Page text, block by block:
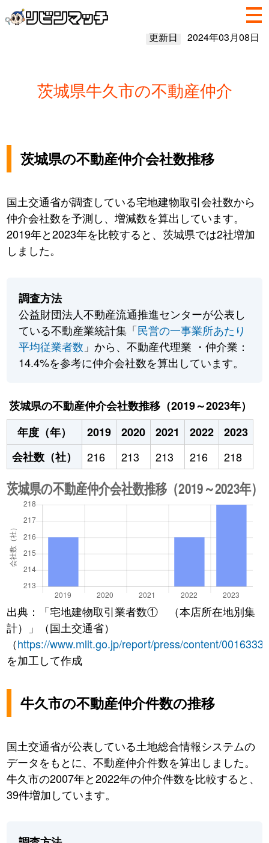
更新日 2024年03月08日
茨城県牛久市の不動産仲介
茨城県の不動産仲介会社数推移
国土交通省が調査している宅地建物取引会社数から
仲介会社数を予測し、増減数を算出しています。
2019年と2023年を比較すると、茨城県では2社増加
しました。
調査方法
公益財団法人不動産流通推進センターが公表し
ている不動産業統計集「民営の一事業所あたり
平均従業者数 」から、不動産代理業 ・仲介業：
14.4%を参考に仲介会社数を算出しています。
茨城県の不動産仲介会社数推移（2019～2023年）
年度（年）
2019 2020 2021 2022
2023
会社数（社）
216 213 213 216 218
出典：「宅地建物取引業者数① （本店所在地別集
計）」（国土交通省）
（https://www.mlit.go.jp/report/press/content/
を加工して作成
牛久市の不動産仲介件数の推移
国土交通省が公表している土地総合情報システムの
データをもとに、不動産仲介件数を算出しました。
牛久市の2007年と2022年の仲介件数を比較すると、
39件増加しています。